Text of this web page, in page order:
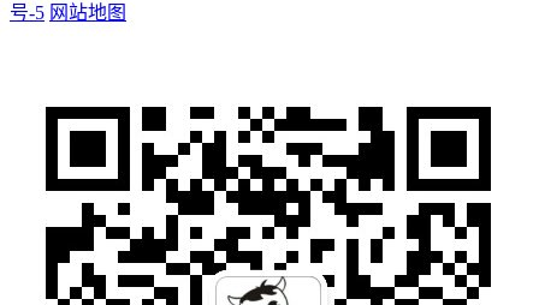
号-5 网站地图